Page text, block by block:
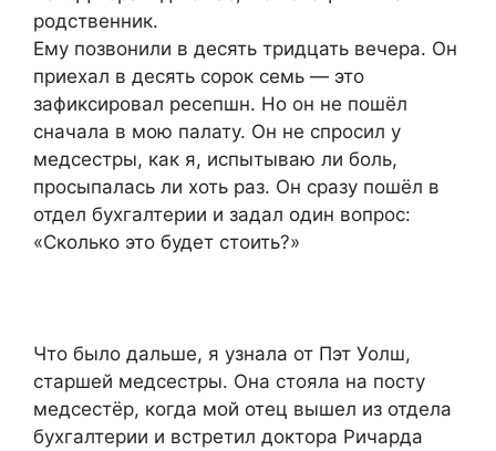
родственник.
Ему позвонили в десять тридцать вечера. Он
приехал в десять сорок семь — это
зафиксировал ресепшн. Но он не пошёл
сначала в мою палату. Он не спросил у
медсестры, как я, испытываю ли боль,
просыпалась ли хоть раз. Он сразу пошёл в
отдел бухгалтерии и задал один вопрос:
«Сколько это будет стоить?»
Что было дальше, я узнала от Пэт Уолш,
старшей медсестры. Она стояла на посту
медсестёр, когда мой отец вышел из отдела
бухгалтерии и встретил доктора Ричарда